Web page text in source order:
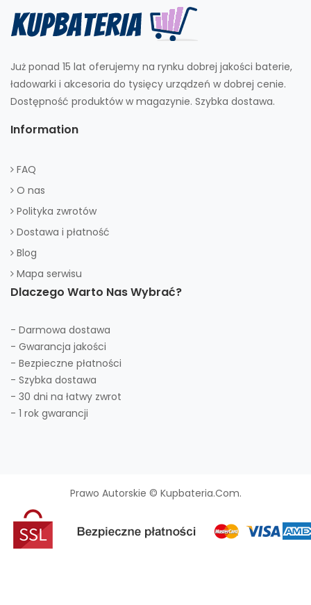
Już ponad 15 lat oferujemy na rynku dobrej jakości baterie,
ładowarki i akcesoria do tysięcy urządzeń w dobrej cenie.
Dostępność produktów w magazynie. Szybka dostawa.
Information
FAQ
O nas
Polityka zwrotów
Dostawa i płatność
Blog
Mapa serwisu
Dlaczego Warto Nas Wybrać?
- Darmowa dostawa
- Gwarancja jakości
- Bezpieczne płatności
- Szybka dostawa
- 30 dni na łatwy zwrot
- 1 rok gwarancji
Prawo Autorskie © Kupbateria.com.